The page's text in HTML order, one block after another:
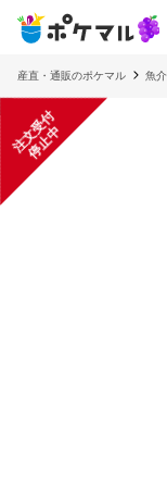
産直・通販のポケマル 魚
注
文
受
付
停
止
中